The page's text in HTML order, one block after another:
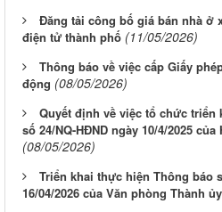
Đăng tải công bố giá bán nhà ở
điện tử thành phố (11/05/2026)
Thông báo về việc cấp Giấy
động (08/05/2026)
Quyết định về việc tổ chức
số 24/NQ-HĐND ngày 10/4/2025
(08/05/2026)
Triển khai thực hiện Thông báo
16/04/2026 của Văn phòng Thành ủy